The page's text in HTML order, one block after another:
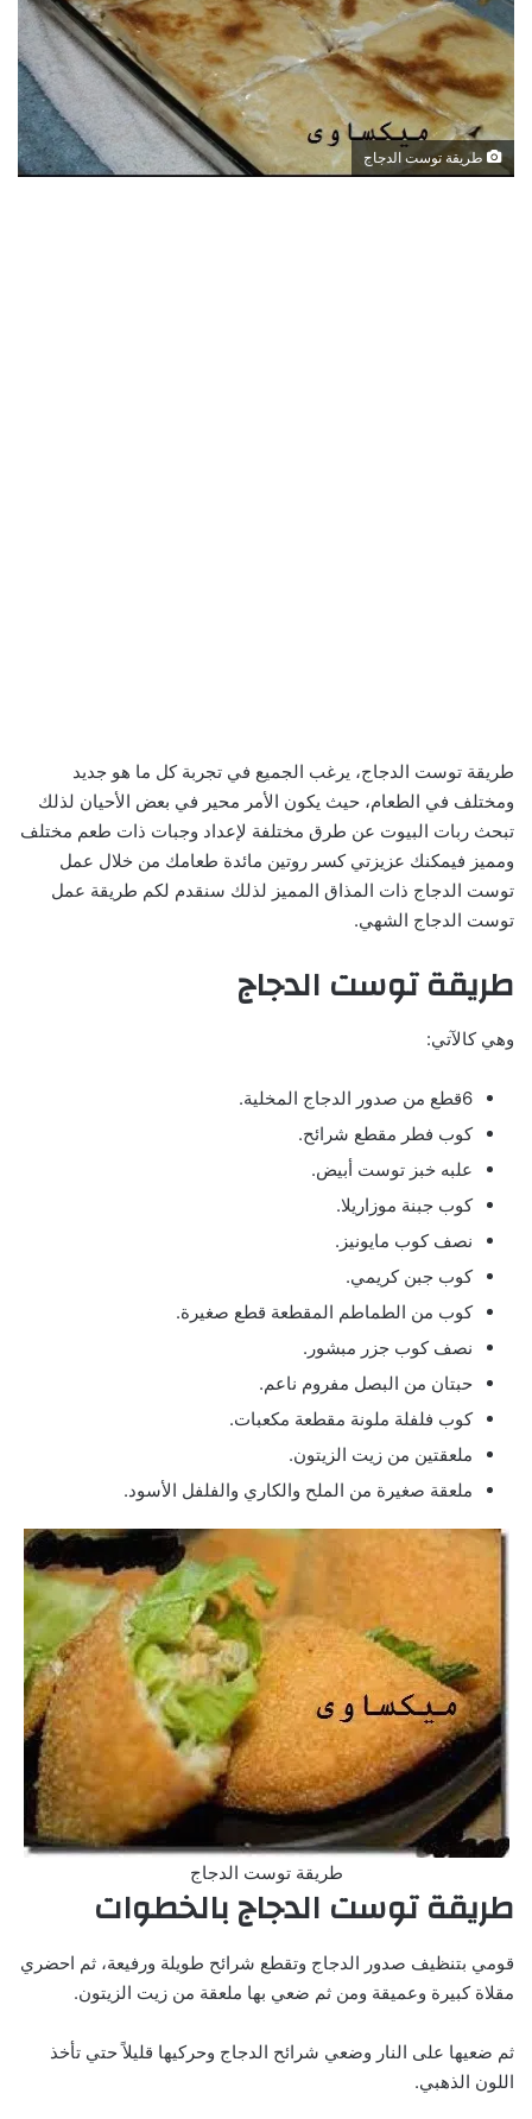
طريقة توست الدجاج
طريقة توست الدجاج، يرغب الجميع في تجربة كل ما هو جديد
ومختلف في الطعام، حيث يكون الأمر محير في بعض الأحيان لذلك
تبحث ربات البيوت عن طرق مختلفة لإعداد وجبات ذات طعم مختلف
ومميز فيمكنك عزيزتي كسر روتين مائدة طعامك من خلال عمل
توست الدجاج ذات المذاق المميز لذلك سنقدم لكم طريقة عمل
توست الدجاج الشهي.
طريقة توست الدجاج
وهي كالآتي:
6قطع من صدور الدجاج المخلية.
كوب فطر مقطع شرائح.
علبه خبز توست أبيض.
كوب جبنة موزاريلا.
نصف كوب مايونيز.
كوب جبن كريمي.
كوب من الطماطم المقطعة قطع صغيرة.
نصف كوب جزر مبشور.
حبتان من البصل مفروم ناعم.
كوب فلفلة ملونة مقطعة مكعبات.
ملعقتين من زيت الزيتون.
ملعقة صغيرة من الملح والكاري والفلفل الأسود.
طريقة توست الدجاج
طريقة توست الدجاج بالخطوات
قومي بتنظيف صدور الدجاج وتقطع شرائح طويلة ورفيعة، ثم احضري
مقلاة كبيرة وعميقة ومن ثم ضعي بها ملعقة من زيت الزيتون.
ثم ضعيها على النار وضعي شرائح الدجاج وحركيها قليلاً حتي تأخذ
اللون الذهبي.